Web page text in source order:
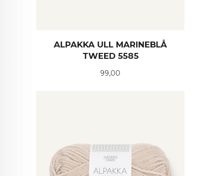
ALPAKKA ULL MARINEBLÅ
TWEED 5585
Pris
99,00